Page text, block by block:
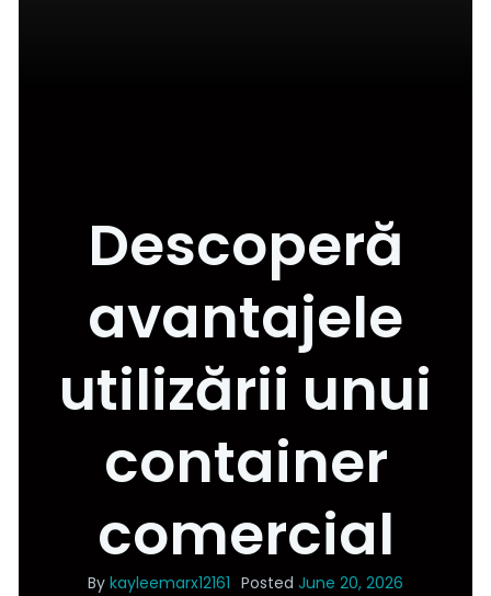
Descoperă
avantajele
utilizării unui
container
comercial
By kayleemarx12161 Posted June 20, 2026